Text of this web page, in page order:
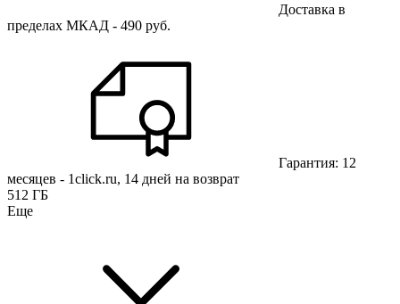
Доставка в
пределах МКАД - 490 руб.
Гарантия: 12
месяцев - 1click.ru, 14 дней на возврат
512 ГБ
Еще